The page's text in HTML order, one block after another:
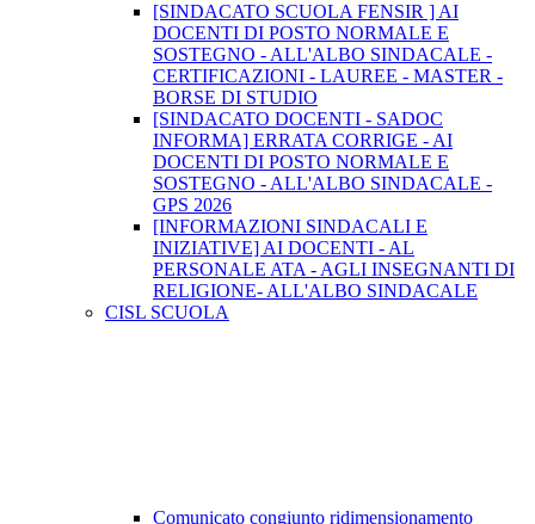
[SINDACATO SCUOLA FENSIR ] AI
DOCENTI DI POSTO NORMALE E
SOSTEGNO - ALL'ALBO SINDACALE -
CERTIFICAZIONI - LAUREE - MASTER -
BORSE DI STUDIO
[SINDACATO DOCENTI - SADOC
INFORMA] ERRATA CORRIGE - AI
DOCENTI DI POSTO NORMALE E
SOSTEGNO - ALL'ALBO SINDACALE -
GPS 2026
[INFORMAZIONI SINDACALI E
INIZIATIVE] AI DOCENTI - AL
PERSONALE ATA - AGLI INSEGNANTI DI
RELIGIONE- ALL'ALBO SINDACALE
CISL SCUOLA
Comunicato congiunto ridimensionamento